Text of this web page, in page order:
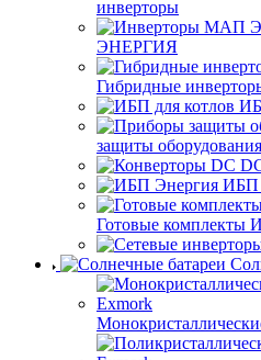
инверторы
ЭНЕРГИЯ
Гибридные
защиты оборудования
ИБП
Готовые комплекты